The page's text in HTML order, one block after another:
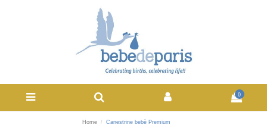
0
Home Canestrine bebè Premium